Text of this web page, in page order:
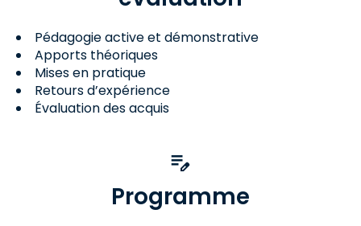
Pédagogie active et démonstrative
Apports théoriques
Mises en pratique
Retours d’expérience
Évaluation des acquis
Programme